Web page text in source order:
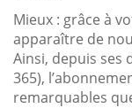
Mieux : grâce à
apparaître de
Ainsi, depuis ses
365),
remarquables